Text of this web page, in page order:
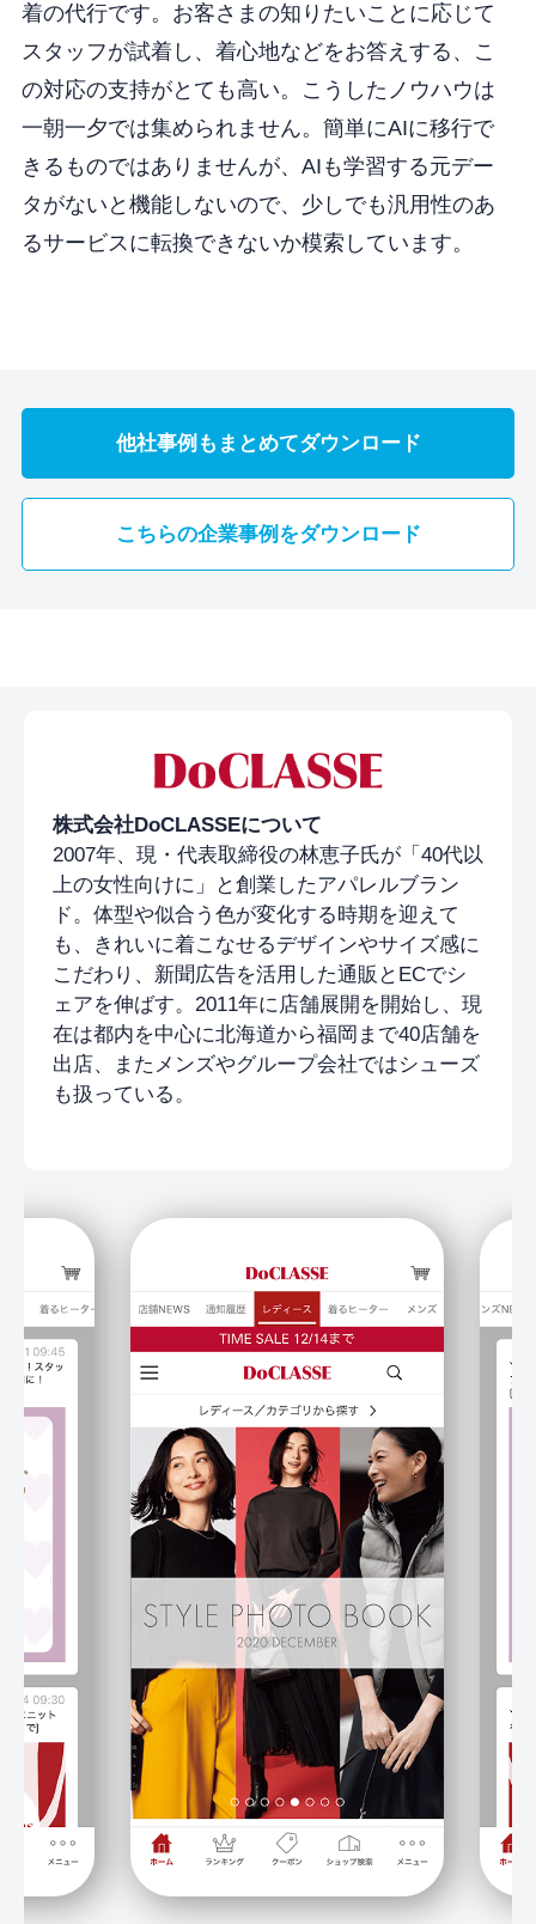
着の代行です。お客さまの知りたいことに応じて
スタッフが試着し、着心地などをお答えする、こ
の対応の支持がとても高い。こうしたノウハウは
一朝一夕では集められません。簡単にAIに移行で
きるものではありませんが、AIも学習する元デー
タがないと機能しないので、少しでも汎用性のあ
るサービスに転換できないか模索しています。
他社事例もまとめてダウンロード
こちらの企業事例をダウンロード
株式会社DoCLASSEについて
2007年、現・代表取締役の林恵子氏が「40代以
上の女性向けに」と創業したアパレルブラン
ド。体型や似合う色が変化する時期を迎えて
も、きれいに着こなせるデザインやサイズ感に
こだわり、新聞広告を活用した通販とECでシ
ェアを伸ばす。2011年に店舗展開を開始し、現
在は都内を中心に北海道から福岡まで40店舗を
出店、またメンズやグループ会社ではシューズ
も扱っている。